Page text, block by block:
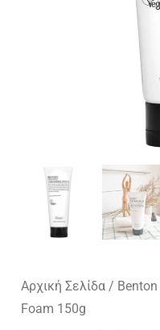
Αρχική Σελίδα / Benton
Foam 150g